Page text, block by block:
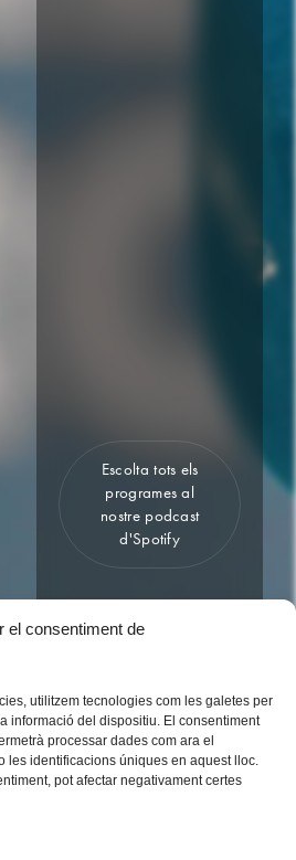
el consentiment de
utilitzem tecnologies com les galetes per
informació del dispositiu. El consentiment
processar dades com ara el
les identificacions úniques en aquest lloc.
pot afectar negativament certes
Escolta tots els
programes al
nostre podcast
d'Spotify
Radio: Girona FM (92.7)